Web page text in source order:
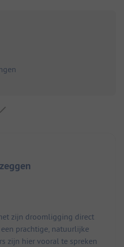
zijn droomligging direct
prachtige, natuurlijke
zijn hier vooral te spreken